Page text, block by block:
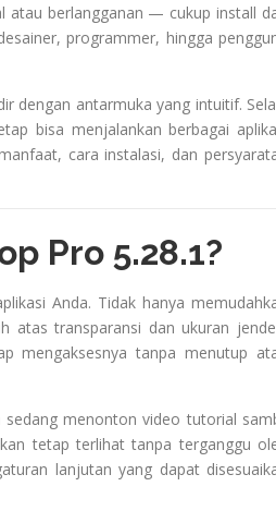
atau berlangganan — cukup install
programmer, hingga
dengan antarmuka yang intuitif.
bisa menjalankan berbagai
cara instalasi, dan
Pro 5.28.1?
Anda. Tidak hanya
atas transparansi dan ukuran
mengaksesnya tanpa menutup
menonton video tutorial
tetap terlihat tanpa terganggu
lanjutan yang dapat